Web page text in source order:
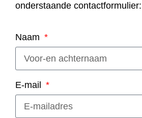
onderstaande contactformulier:
Naam
E-mail